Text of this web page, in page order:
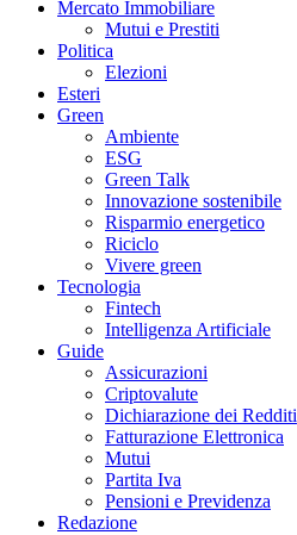
Mercato Immobiliare
Mutui e Prestiti
Politica
Elezioni
Esteri
Green
Ambiente
ESG
Green Talk
Innovazione sostenibile
Risparmio energetico
Riciclo
Vivere green
Tecnologia
Fintech
Intelligenza Artificiale
Guide
Assicurazioni
Criptovalute
Dichiarazione dei Redditi
Fatturazione Elettronica
Mutui
Partita Iva
Pensioni e Previdenza
Redazione